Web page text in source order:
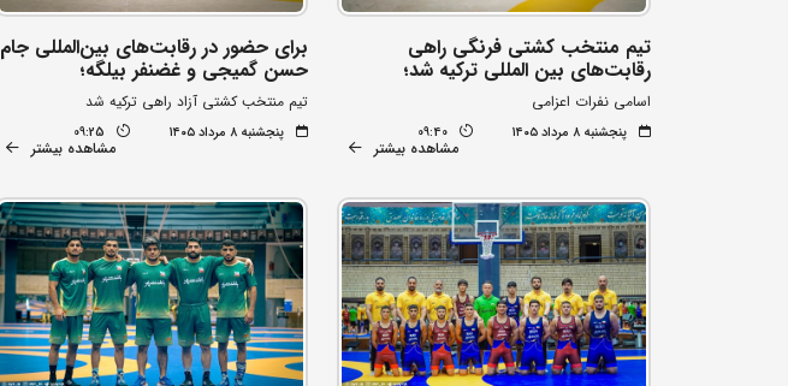
تیم منتخب کشتی فرنگی راهی
رقابت‌های بین المللی ترکیه شد؛
اسامی نفرات اعزامی
پنجشنبه ۸ مرداد ۱۴۰۵ 09:40
مشاهده بیشتر
برای حضور در رقابت‌های بین‌المللی جام
حسن گمیجی و غضنفر بیلگه؛
تیم منتخب کشتی آزاد راهی ترکیه شد
پنجشنبه ۸ مرداد ۱۴۰۵ 09:25
مشاهده بیشتر